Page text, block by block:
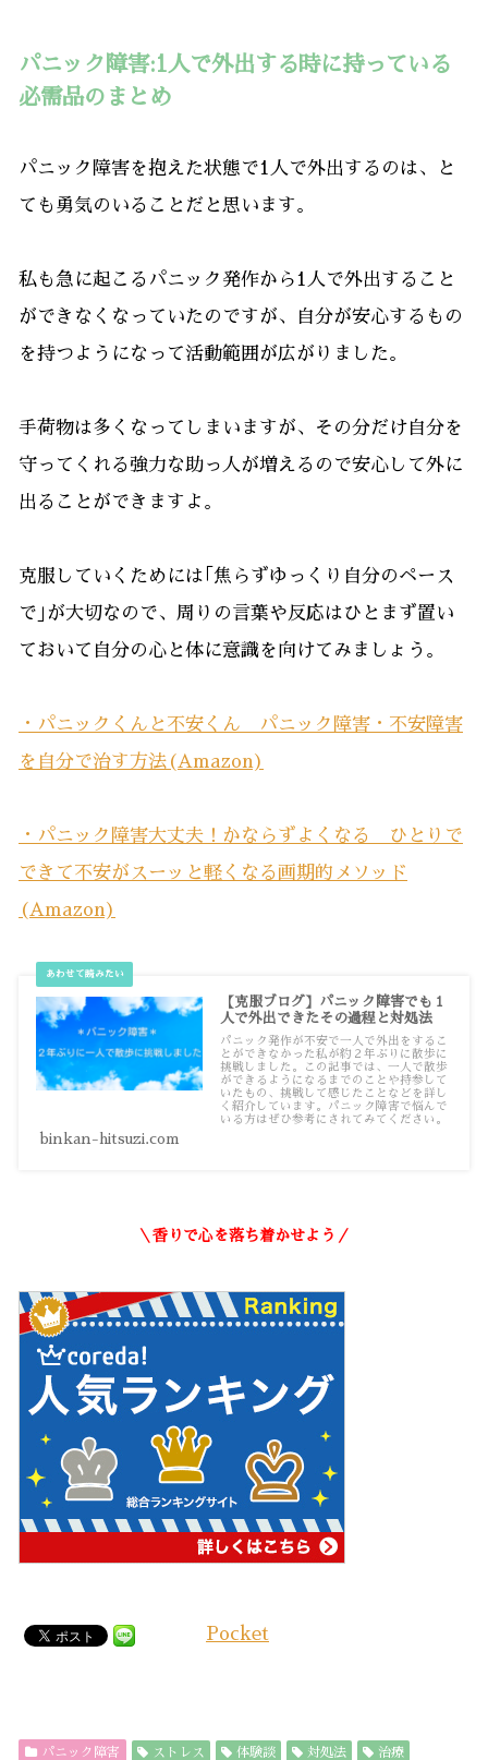
パニック障害:1人で外出する時に持っている
必需品のまとめ
パニック障害を抱えた状態で1人で外出するのは、と
ても勇気のいることだと思います。
私も急に起こるパニック発作から1人で外出すること
ができなくなっていたのですが、自分が安心するもの
を持つようになって活動範囲が広がりました。
手荷物は多くなってしまいますが、その分だけ自分を
守ってくれる強力な助っ人が増えるので安心して外に
出ることができますよ。
克服していくためには｢焦らずゆっくり自分のペース
で｣が大切なので、周りの言葉や反応はひとまず置い
ておいて自分の心と体に意識を向けてみましょう。
・パニックくんと不安くん パニック障害・不安障害
を自分で治す方法(Amazon)
・パニック障害大丈夫！かならずよくなる ひとりで
できて不安がスーッと軽くなる画期的メソッド
(Amazon)
【克服ブログ】パニック障害でも１
人で外出できたその過程と対処法
パニック発作が不安で一人で外出をするこ
とができなかった私が約２年ぶりに散歩に
挑戦しました。この記事では、一人で散歩
ができるようになるまでのことや持参して
いたもの、挑戦して感じたことなどを詳し
く紹介しています。パニック障害で悩んで
いる方はぜひ参考にされてみてください。
binkan-hitsuzi.com
＼香りで心を落ち着かせよう／
Pocket
パニック障害 ストレス 体験談 対処法 治療